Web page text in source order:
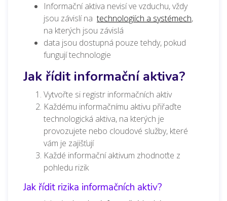
Informační aktiva nevisí ve vzduchu, vždy
jsou závislí natechnologiích a systémech,
na kterých jsou závislá
data jsou dostupná pouze tehdy, pokud
fungují technologie
Jak řídit informační aktiva?
Vytvořte si registr informačních aktiv
Každému informačnímu aktivu přiřaďte
technologická aktiva, na kterých je
provozujete nebo cloudové služby, které
vám je zajišťují
Každé informační aktivum zhodnoťte z
pohledu rizik
Jak řídit rizika informačních aktiv?